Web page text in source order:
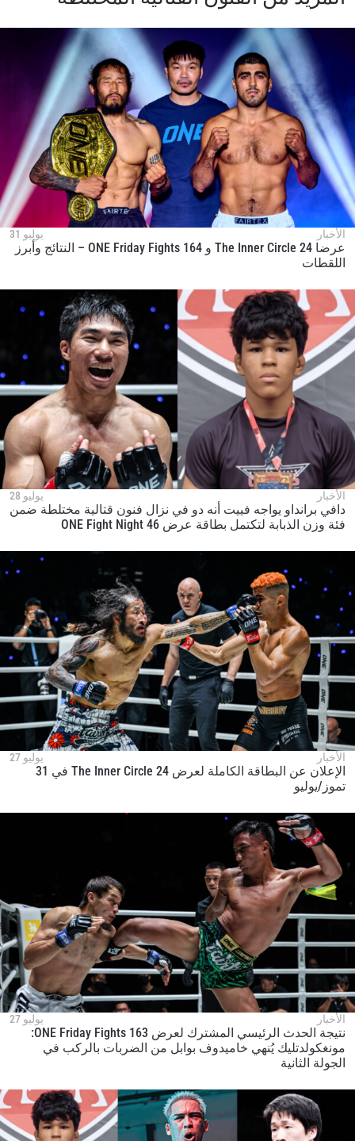
الأخبار يوليو 31
عرضا The Inner Circle 24 و ONE Friday Fights 164 – النتائج وأبرز
اللقطات
الأخبار يوليو 28
دافي برانداو يواجه فييت أنه دو في نزال فنون قتالية مختلطة ضمن
فئة وزن الذبابة لتكتمل بطاقة عرض ONE Fight Night 46
الأخبار يوليو 27
الإعلان عن البطاقة الكاملة لعرض The Inner Circle 24 في 31
تموز/يوليو
الأخبار يوليو 27
نتيجة الحدث الرئيسي المشترك لعرض ONE Friday Fights 163:
مونغكولدتليك يُنهي خاميدوف بوابل من الضربات بالركب في
الجولة الثانية
المنافس
العرض
شاهد أبرز اللقطات
ابق على اطّلاع
خذ بطولة "ون" معك أينما ذهبت! اشترك الآن للوصول
إلى آخر الأخبار، وفتح العروض الخاصة والحصول على
أفضل المقاعد لعروضنا الحية.
البريد الإلكتروني
الإسم
بإرسال هذا النموذج، فإنك توافق على جمعنا لمعلوماتك
واستخدامها والإفصاح عنها بموجب
سياسة الخصوصية.
يمكنك إلغاء الاشتراك في هذه المنشورات في أي وقت.